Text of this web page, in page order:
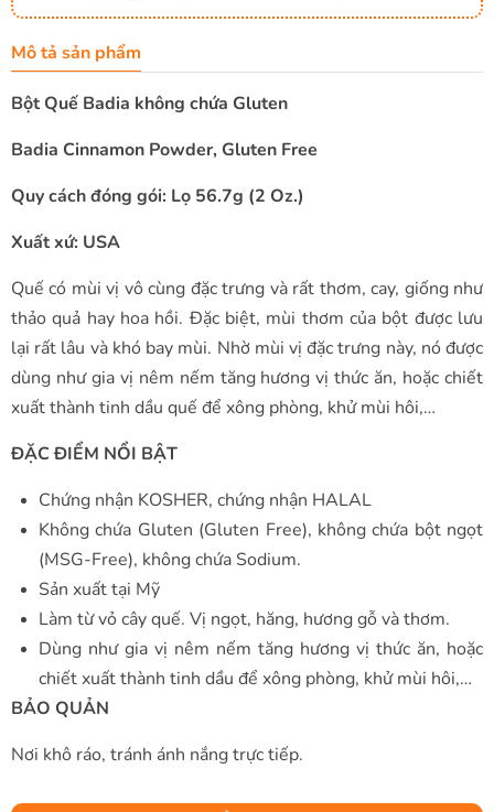
Mô tả sản phẩm
Bột Quế Badia không chứa Gluten
Badia Cinnamon Powder, Gluten Free
Quy cách đóng gói: Lọ 56.7g (2 Oz.)
Xuất xứ: USA
Quế có mùi vị vô cùng đặc trưng và rất thơm, cay, giống như
thảo quả hay hoa hồi. Đặc biệt, mùi thơm của bột được lưu
lại rất lâu và khó bay mùi. Nhờ mùi vị đặc trưng này, nó được
dùng như gia vị nêm nếm tăng hương vị thức ăn, hoặc chiết
xuất thành tinh dầu quế để xông phòng, khử mùi hôi,…
ĐẶC ĐIỂM NỔI BẬT
Chứng nhận KOSHER, chứng nhận HALAL
Không chứa Gluten (Gluten Free), không chứa bột ngọt
(MSG-Free), không chứa Sodium.
Sản xuất tại Mỹ
Làm từ vỏ cây quế. Vị ngọt, hăng, hương gỗ và thơm.
Dùng như gia vị nêm nếm tăng hương vị thức ăn, hoặc
chiết xuất thành tinh dầu để xông phòng, khử mùi hôi,…
BẢO QUẢN
Nơi khô ráo, tránh ánh nắng trực tiếp.